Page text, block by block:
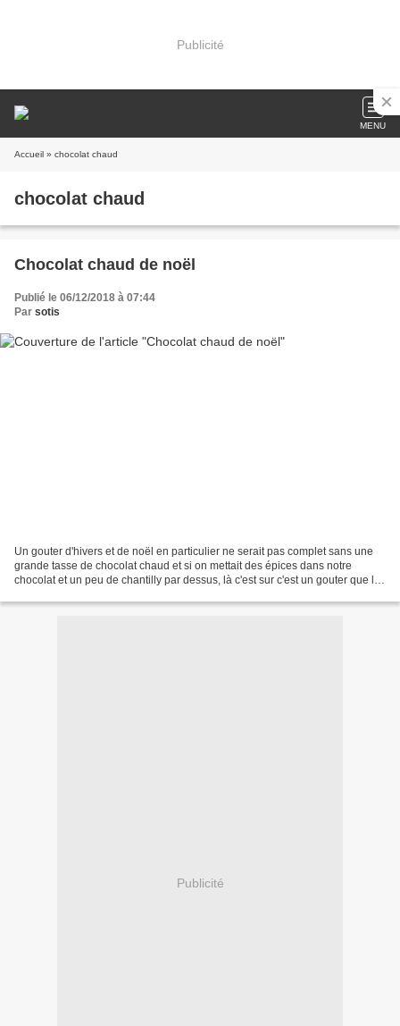
Publicité
MENU
Accueil » chocolat chaud
chocolat chaud
Chocolat chaud de noël
Publié le 06/12/2018 à 07:44
Par sotis
Un gouter d'hivers et de noël en particulier ne serait pas complet sans une
grande tasse de chocolat chaud et si on mettait des épices dans notre
chocolat et un peu de chantilly par dessus, là c'est sur c'est un gouter que le
Publicité